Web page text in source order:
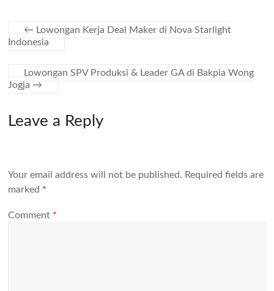
← Lowongan Kerja Deal Maker di Nova Starlight
Indonesia
Lowongan SPV Produksi & Leader GA di Bakpia Wong
Jogja →
Leave a Reply
Your email address will not be published. Required fields are
marked *
Comment *